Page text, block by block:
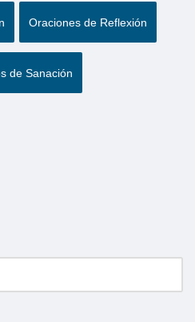
Oraciones de Reflexión
de Sanación